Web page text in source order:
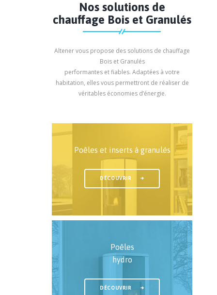
Nos solutions de
chauffage Bois et Granulés
Altener vous propose des solutions de chauffage
Bois et Granulés
performantes et fiables. Adaptées à votre
habitation, elles vous permettront de réaliser de
véritables économies d’énergie.
Poêles et inserts à granulés
DÉCOUVRIR
Poêles
hydro
DÉCOUVRIR